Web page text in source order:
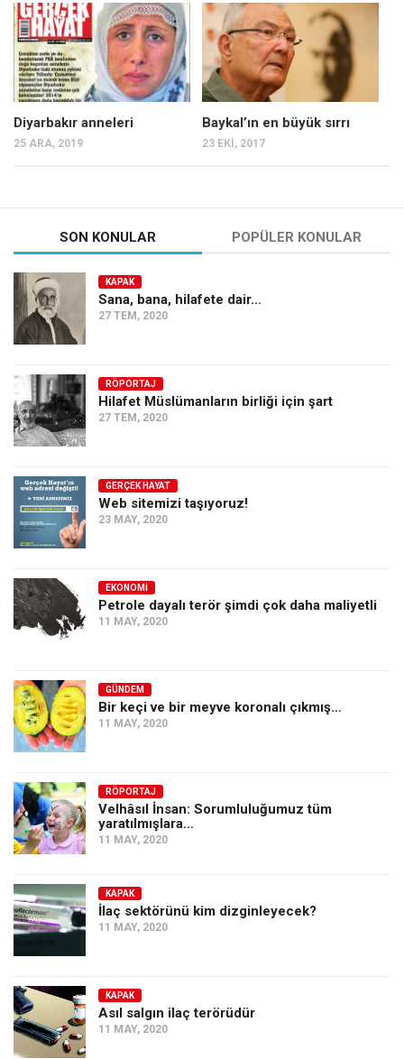
Mehmet Ali Tekin
Abir E. Nahas
Amina S. Jenenkovic
Bağdagül Öz
Esra Elönü
Tüm Sayılar
Kategoriler
Kültür Sanat
Kitap
7 soruda bu hafta
Ekonomi
Manzara
Sağlık
Gıda-Beslenme
Hayat
Türkiye
Siyaset
Avrupa
Asya
İslam Dünyası
Amerika
Avustralya
Düşünce
Dosyalar
Diyarbakır anneleri
25 ARA, 2019
Baykal’ın en büyük sırrı
23 EKI, 2017
SON KONULAR POPÜLER KONULAR
KAPAK
Sana, bana, hilafete dair…
27 TEM, 2020
RÖPORTAJ
Hilafet Müslümanların birliği için şart
27 TEM, 2020
GERÇEK HAYAT
Web sitemizi taşıyoruz!
23 MAY, 2020
EKONOMI
Petrole dayalı terör şimdi çok daha maliyetli
11 MAY, 2020
GÜNDEM
Bir keçi ve bir meyve koronalı çıkmış…
11 MAY, 2020
RÖPORTAJ
Velhâsıl İnsan: Sorumluluğumuz tüm
yaratılmışlara…
11 MAY, 2020
KAPAK
İlaç sektörünü kim dizginleyecek?
11 MAY, 2020
KAPAK
Asıl salgın ilaç terörüdür
11 MAY, 2020